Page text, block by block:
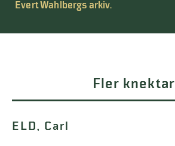
Evert Wahlbergs arkiv.
Fler knektar
ELD, Carl